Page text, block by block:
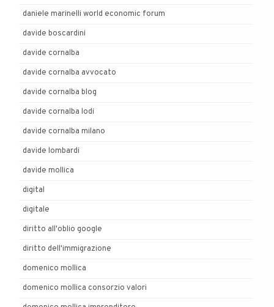
daniele marinelli world economic forum
davide boscardini
davide cornalba
davide cornalba avvocato
davide cornalba blog
davide cornalba lodi
davide cornalba milano
davide lombardi
davide mollica
digital
digitale
diritto all'oblio google
diritto dell'immigrazione
domenico mollica
domenico mollica consorzio valori